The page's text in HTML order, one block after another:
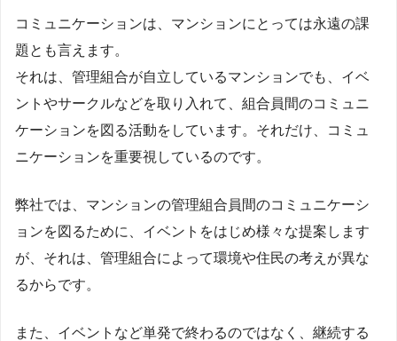
コミュニケーションは、マンションにとっては永遠の課
題とも言えます。
それは、管理組合が自立しているマンションでも、イベ
ントやサークルなどを取り入れて、組合員間のコミュニ
ケーションを図る活動をしています。それだけ、コミュ
ニケーションを重要視しているのです。
弊社では、マンションの管理組合員間のコミュニケーシ
ョンを図るために、イベントをはじめ様々な提案します
が、それは、管理組合によって環境や住民の考えが異な
るからです。
また、イベントなど単発で終わるのではなく、継続する